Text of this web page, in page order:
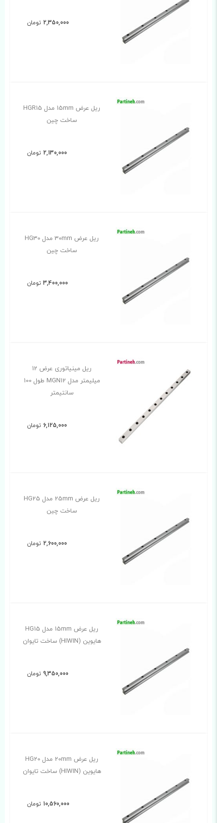
2,350,000 تومان
ریل عرض 15mm مدل HGR15
ساخت چین
2,130,000 تومان
ریل عرض 30mm مدل HG30
ساخت چین
3,400,000 تومان
ریل مینیاتوری عرض 12
میلیمتر مدل MGN12 طول 100
سانتیمتر
6,125,000 تومان
ریل عرض 25mm مدل HG25
ساخت چین
2,600,000 تومان
ریل عرض 15mm مدل HG15
هایوین (HIWIN) ساخت تایوان
9,350,000 تومان
ریل عرض 20mm مدل HG20
هایوین (HIWIN) ساخت تایوان
10,560,000 تومان